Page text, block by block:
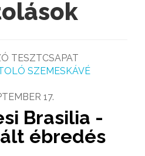
TESZTCSAPAT
SZEMESKÁVÉ
17.
Brasilia -
ébredés